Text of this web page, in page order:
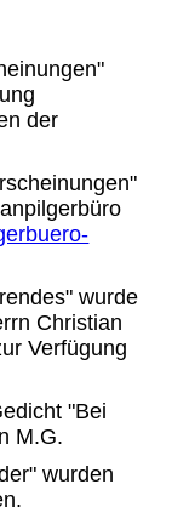
der
wurde
Christian
Verfügung
"Bei
M.G.
wurden